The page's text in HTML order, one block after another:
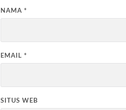
NAMA *
EMAIL *
SITUS WEB